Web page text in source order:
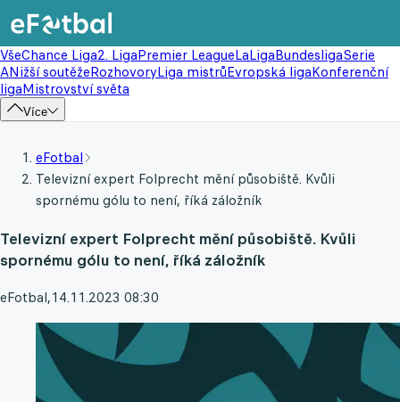
VšeChance Liga2. LigaPremier LeagueLaLigaBundesligaSerie
ANižší soutěžeRozhovoryLiga mistrůEvropská ligaKonferenční
ligaMistrovství světa
Více
eFotbal
Televizní expert Folprecht mění působiště. Kvůli
spornému gólu to není, říká záložník
Televizní expert Folprecht mění působiště. Kvůli
spornému gólu to není, říká záložník
eFotbal,14.11.2023 08:30